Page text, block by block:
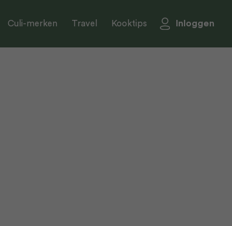
Culi-merken Travel Kooktips Inloggen